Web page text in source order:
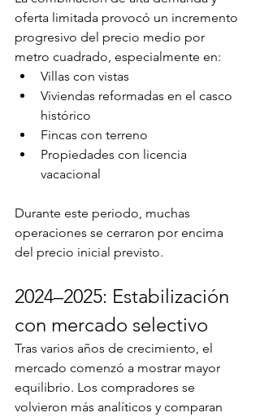
oferta limitada provocó un incremento
progresivo del precio medio por
metro cuadrado, especialmente en:
Villas con vistas
Viviendas reformadas en el casco
histórico
Fincas con terreno
Propiedades con licencia
vacacional
Durante este periodo, muchas
operaciones se cerraron por encima
del precio inicial previsto.
2024–2025: Estabilización
con mercado selectivo
Tras varios años de crecimiento, el
mercado comenzó a mostrar mayor
equilibrio. Los compradores se
volvieron más analíticos y comparan